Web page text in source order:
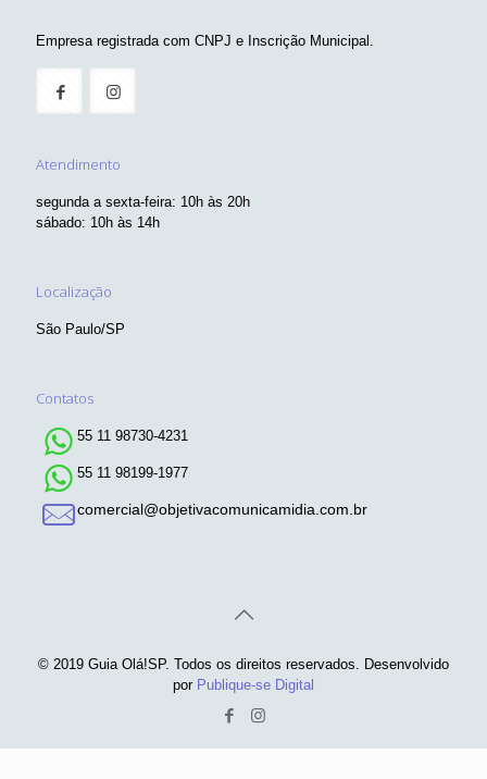
Empresa registrada com CNPJ e Inscrição Municipal.
Atendimento
segunda a sexta-feira: 10h às 20h
sábado: 10h às 14h
Localização
São Paulo/SP
Contatos
55 11 98730-4231
55 11 98199-1977
comercial@objetivacomunicamidia.com.br
© 2019 Guia Olá!SP. Todos os direitos reservados. Desenvolvido
por Publique-se Digital